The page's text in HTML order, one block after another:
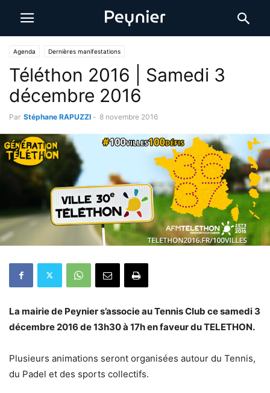
Agenda Dernières manifestations
Téléthon 2016 | Samedi 3
décembre 2016
Par Stéphane RAPUZZI - 8 novembre 2016
La mairie de Peynier s’associe au Tennis Club ce samedi 3
décembre 2016 de 13h30 à 17h en faveur du TELETHON.
Plusieurs animations seront organisées autour du Tennis,
du Padel et des sports collectifs.